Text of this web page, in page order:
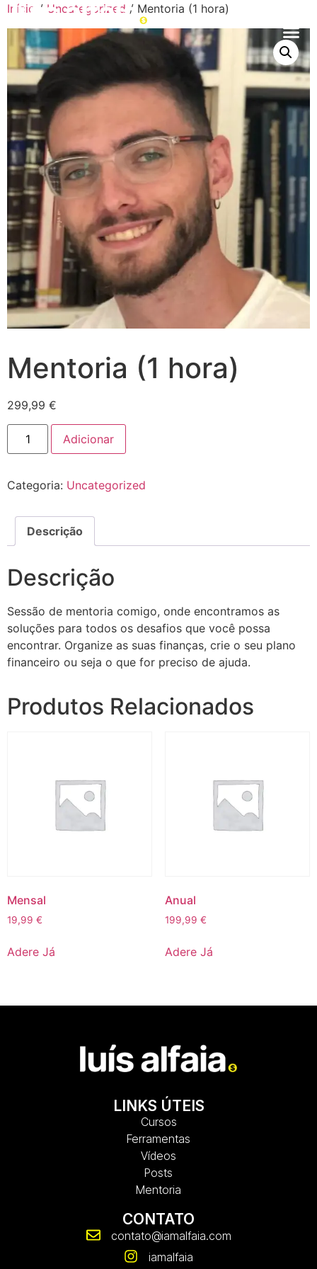
Início / Uncategorized / Mentoria (1 hora)
Mentoria (1 hora)
299,99 €
Adicionar
Categoria: Uncategorized
Descrição
Descrição
Sessão de mentoria comigo, onde encontramos as
soluções para todos os desafios que você possa
encontrar. Organize as suas finanças, crie o seu plano
financeiro ou seja o que for preciso de ajuda.
Produtos Relacionados
Mensal
19,99 €
Adere Já
Anual
199,99 €
Adere Já
LINKS ÚTEIS
Cursos
Ferramentas
Vídeos
Posts
Mentoria
CONTATO
contato@iamalfaia.com
iamalfaia